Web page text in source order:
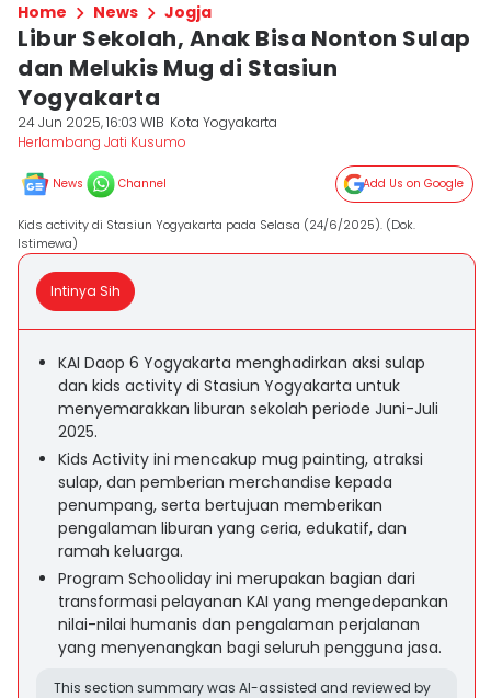
Home News Jogja
Libur Sekolah, Anak Bisa Nonton Sulap
dan Melukis Mug di Stasiun
Yogyakarta
24 Jun 2025, 16:03 WIB Kota Yogyakarta
Herlambang Jati Kusumo
News Channel Add Us on Google
Kids activity di Stasiun Yogyakarta pada Selasa (24/6/2025). (Dok.
Istimewa)
Intinya Sih
KAI Daop 6 Yogyakarta menghadirkan aksi sulap
dan kids activity di Stasiun Yogyakarta untuk
menyemarakkan liburan sekolah periode Juni-Juli
2025.
Kids Activity ini mencakup mug painting, atraksi
sulap, dan pemberian merchandise kepada
penumpang, serta bertujuan memberikan
pengalaman liburan yang ceria, edukatif, dan
ramah keluarga.
Program Schooliday ini merupakan bagian dari
transformasi pelayanan KAI yang mengedepankan
nilai-nilai humanis dan pengalaman perjalanan
yang menyenangkan bagi seluruh pengguna jasa.
This section summary was AI-assisted and reviewed by